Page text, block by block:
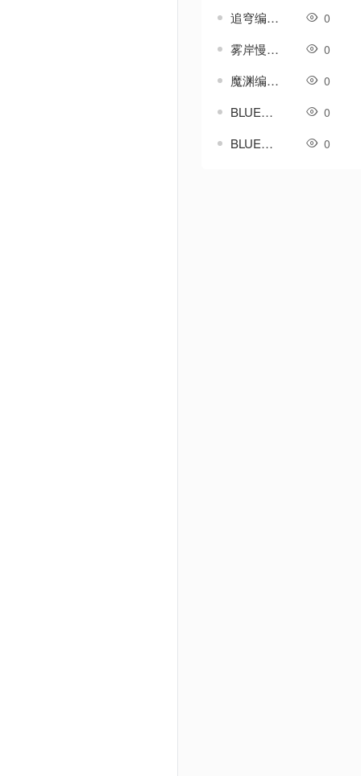
追穹编号-GOM引擎UI素材 0
雾岸慢辰编号-GOM引擎UI素材 0
魔渊编号-GOM引擎UI素材 0
BLUE引擎-复古聚灵珠买卖脚本带对话框素材 0
BLUE引擎-装备掉落PK爆物查询系统 0